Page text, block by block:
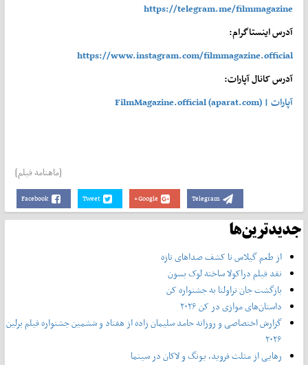
https://telegram.me/filmmagazine
آدرس اینستاگرام:
https://www.instagram.com/filmmagazine.official
آدرس کانال آپارات:
آپارات | FilmMagazine.official (aparat.com)
[ماهنامه فیلم]
Facebook Tweet Google+ Telegram
جدیدترین‌ها
از طعم گیلاس تا کشف صداهای تازه
نقد فیلم دراکولا ساخته لوک بسون
بازگشت جان تراولتا به جشنواره کن
داستان‌های موازی در کن ۲۰۲۶
گزارش اختصاصی و روزانه حامد سلیمان زاده از هفتاد و‌ ششمین جشنواره فیلم برلین
۲۰۲۶
رهایی از مثلث فروید، یونگ و لاکان در سینما